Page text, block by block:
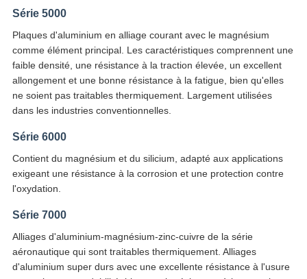
Série 5000
Plaques d'aluminium en alliage courant avec le magnésium
comme élément principal. Les caractéristiques comprennent une
faible densité, une résistance à la traction élevée, un excellent
allongement et une bonne résistance à la fatigue, bien qu'elles
ne soient pas traitables thermiquement. Largement utilisées
dans les industries conventionnelles.
Série 6000
Contient du magnésium et du silicium, adapté aux applications
exigeant une résistance à la corrosion et une protection contre
l'oxydation.
Série 7000
Alliages d'aluminium-magnésium-zinc-cuivre de la série
aéronautique qui sont traitables thermiquement. Alliages
d'aluminium super durs avec une excellente résistance à l'usure